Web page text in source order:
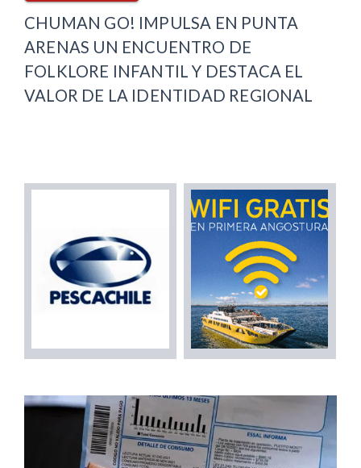
CHUMAN GO! IMPULSA EN PUNTA
ARENAS UN ENCUENTRO DE
FOLKLORE INFANTIL Y DESTACA EL
VALOR DE LA IDENTIDAD REGIONAL